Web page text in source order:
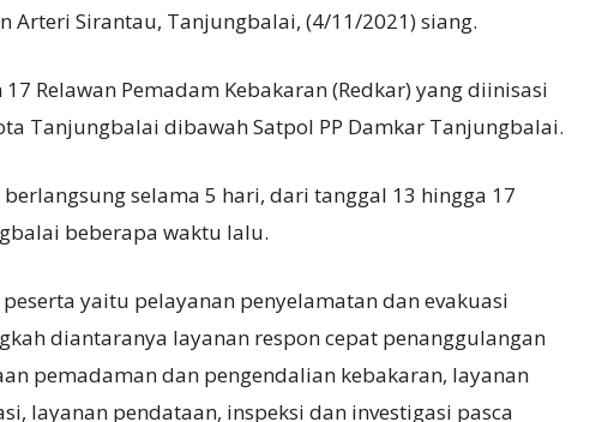
Arteri Sirantau, Tanjungbalai, (4/11/2021) siang.
Relawan Pemadam Kebakaran (Redkar) yang diinisasi
Tanjungbalai dibawah Satpol PP Damkar Tanjungbalai.
selama 5 hari, dari tanggal 13 hingga 17
beberapa waktu lalu.
yaitu pelayanan penyelamatan dan evakuasi
diantaranya layanan respon cepat penanggulangan
pemadaman dan pengendalian kebakaran, layanan
layanan pendataan, inspeksi dan investigasi pasca